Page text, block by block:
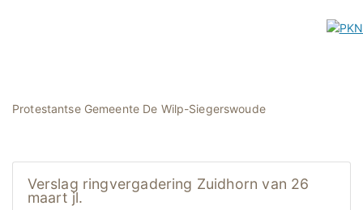
Protestantse Gemeente De Wilp-Siegerswoude
Verslag ringvergadering Zuidhorn van 26
maart jl.